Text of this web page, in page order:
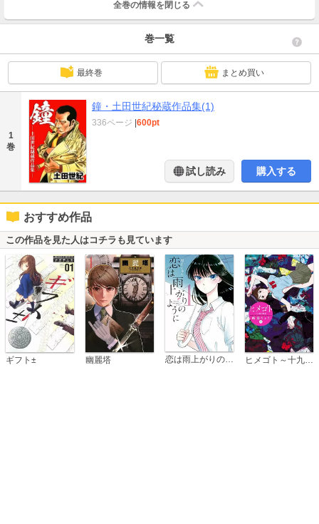
全巻の情報を 閉じる
巻一覧
最終巻 まとめ買い
1
巻
鐘・土田世紀秘蔵作品集(1)
336ページ 600pt
試し読み 購入する
おすすめ作品
この作品を見た人はコチラも見ています
ギフト± 幽麗塔 恋は雨上がりのように